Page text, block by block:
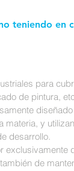
teniendo en
para
de pintura,
materia, y
desarrollo.
exclusivamente
de